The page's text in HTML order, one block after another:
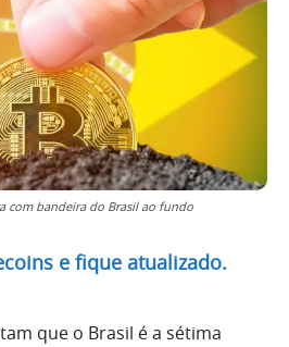
com bandeira do Brasil ao fundo
e fique atualizado.
que o Brasil é a sétima